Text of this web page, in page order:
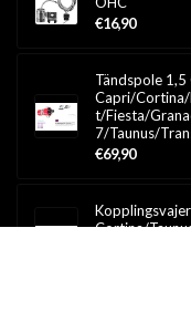
€16,90
Tändspole 1,5
C­a­p­r­i­/­
t­/­F­i­e­s­t­a­/­
7­/­T­a­u­n­u­s­/­
€69,90
Kopplingsvajer
Cortina/